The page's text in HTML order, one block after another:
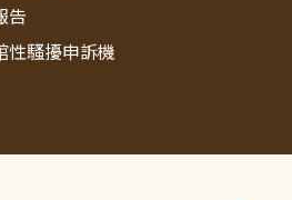
告
性騷擾申訴機